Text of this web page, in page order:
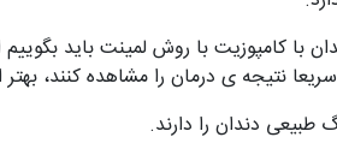
با کامپوزیت با روش لمینت باید
نتیجه ی درمان را مشاهده کنند،
طبیعی دندان را دارند.